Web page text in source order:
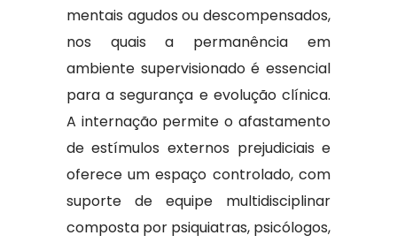
mentais agudos ou descompensados,
nos quais a permanência em
ambiente supervisionado é essencial
para a segurança e evolução clínica.
A internação permite o afastamento
de estímulos externos prejudiciais e
oferece um espaço controlado, com
suporte de equipe multidisciplinar
composta por psiquiatras, psicólogos,